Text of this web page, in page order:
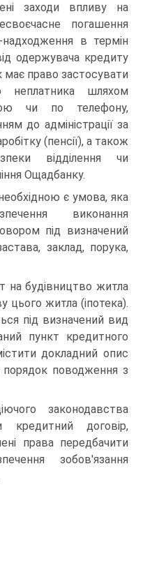
заходи впливу на
погашення
в термін
одержувача кредиту
має право застосувати
шляхом
чи по телефону,
до адміністрації за
(пенсії), а також
відділення чи
Ощадбанку.
є умова, яка
виконання
під визначений
заклад, порука,
на будівництво житла
цього житла (іпотека).
під визначений вид
пункт кредитного
докладний опис
порядок поводження з
законодавства
кредитний договір,
права передбачити
зобов'язання